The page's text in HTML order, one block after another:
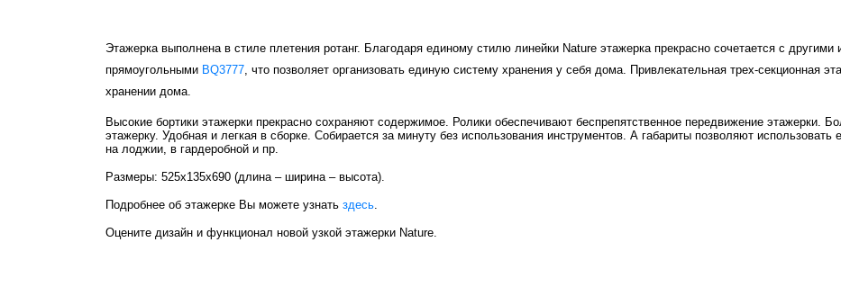
Этажерка выполнена в стиле плетения ротанг. Благодаря единому стилю линейки Nature этажерка прекрасно сочетается с
прямоугольными BQ3777 , что позволяет организовать единую систему хранения у себя дома. Привлекательная трех-секционная
хранении дома.
Высокие бортики этажерки прекрасно сохраняют содержимое. Ролики обеспечивают беспрепятственное передвижение этажерки.
этажерку. Удобная и легкая в сборке. Собирается за минуту без использования инструментов. А габариты позволяют
на лоджии, в гардеробной и пр.
Размеры: 525х135х690 (длина – ширина – высота).
Подробнее об этажерке Вы можете узнать здесь
Оцените дизайн и функционал новой узкой этажерки Nature.